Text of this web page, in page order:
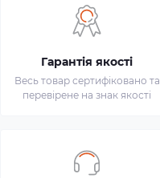
Гарантія якості
Весь товар сертифіковано та
перевірене на знак якості